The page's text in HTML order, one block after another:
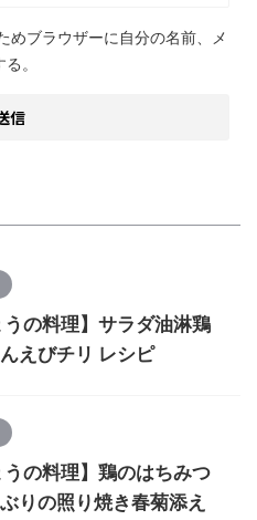
めブラウザーに自分の名前、メ
。
うの料理】サラダ油淋鶏
えびチリ レシピ
うの料理】鶏のはちみつ
りの照り焼き春菊添え